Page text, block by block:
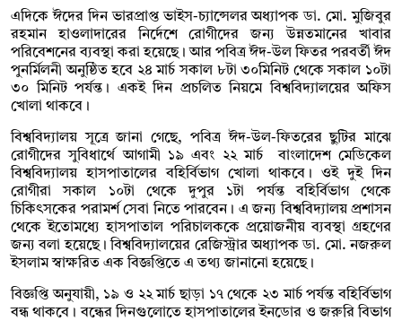
এদিকে ঈদের দিন ভারপ্রাপ্ত ভাইস-চ্যান্সেলর অধ্যাপক ডা. মো. মুজিবুর
রহমান হাওলাদারের নির্দেশে রোগীদের জন্য উন্নতমানের খাবার
পরিবেশনের ব্যবস্থা করা হয়েছে। আর পবিত্র ঈদ-উল ফিতর পরবর্তী ঈদ
পুনর্মিলনী অনুষ্ঠিত হবে ২৪ মার্চ সকাল ৮টা ৩০মিনিট থেকে সকাল ১০টা
৩০ মিনিট পর্যন্ত। একই দিন প্রচলিত নিয়মে বিশ্ববিদ্যালয়ের অফিস
খোলা থাকবে।
বিশ্ববিদ্যালয় সূত্রে জানা গেছে, পবিত্র ঈদ-উল-ফিতরের ছুটির মাঝে
রোগীদের সুবিধার্থে আগামী ১৯ এবং ২২ মার্চ বাংলাদেশ মেডিকেল
বিশ্ববিদ্যালয় হাসপাতালের বহির্বিভাগ খোলা থাকবে। ওই দুই দিন
রোগীরা সকাল ১০টা থেকে দুপুর ১টা পর্যন্ত বহির্বিভাগ থেকে
চিকিৎসকের পরামর্শ সেবা নিতে পারবেন। এ জন্য বিশ্ববিদ্যালয় প্রশাসন
থেকে ইতোমধ্যে হাসপাতাল পরিচালককে প্রয়োজনীয় ব্যবস্থা গ্রহণের
জন্য বলা হয়েছে। বিশ্ববিদ্যালয়ের রেজিস্ট্রার অধ্যাপক ডা. মো. নজরুল
ইসলাম স্বাক্ষরিত এক বিজ্ঞপ্তিতে এ তথ্য জানানো হয়েছে।
বিজ্ঞপ্তি অনুযায়ী, ১৯ ও ২২ মার্চ ছাড়া ১৭ থেকে ২৩ মার্চ পর্যন্ত বহির্বিভাগ
বন্ধ থাকবে। বন্ধের দিনগুলোতে হাসপাতালের ইনডোর ও জরুরি বিভাগ